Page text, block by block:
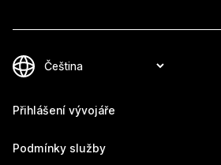
Přihlášení vývojáře
Podmínky služby